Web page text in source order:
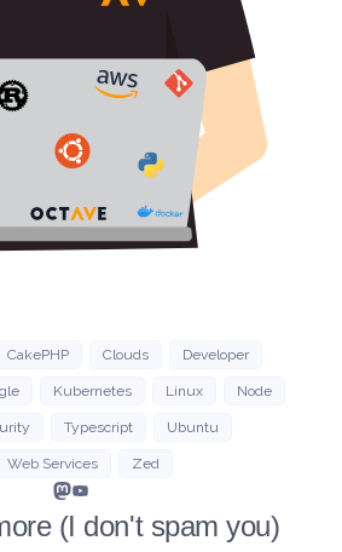
CakePHP Clouds Developer
Kubernetes Linux Node
Typescript Ubuntu
Web Services Zed
Mastodon
YouTube
(I don't spam you)